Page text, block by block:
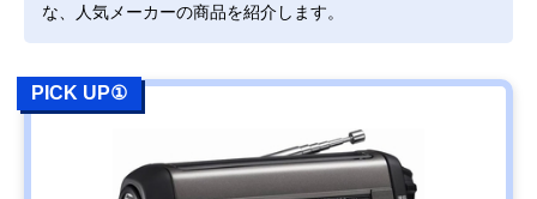
な、人気メーカーの商品を紹介します。
PICK UP①